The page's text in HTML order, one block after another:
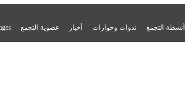
أنشطة التجمع ندوات وحوارات أخبار عضوية التجمع